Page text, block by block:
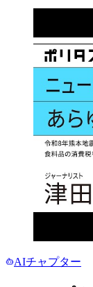
AIチャプター